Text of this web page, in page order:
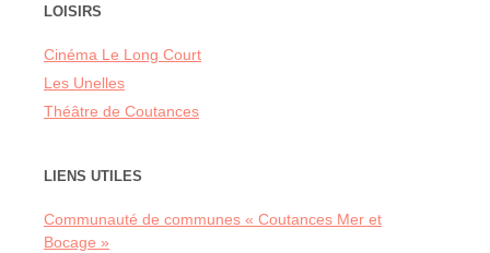
LOISIRS
Cinéma Le Long Court
Les Unelles
Théâtre de Coutances
LIENS UTILES
Communauté de communes « Coutances Mer et
Bocage »